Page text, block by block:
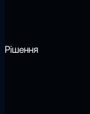
Рішення